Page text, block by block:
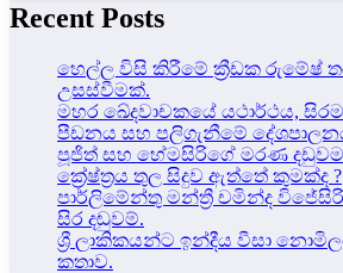
Recent Posts
හෙල්ල විසි කිරීමේ ක්‍රීඩක රුමේෂ්
උසස්වීමක්.
මහර ඛේදවාචකයේ යථාර්ථය,
පීඩනය සහ පලිගැනීමේ
පූජිත් සහ හේමසිරිගේ මරණ
ක්‍රේෂ්ත්‍රය තුල සිදුව ඇත්තේ කුමක්ද ?
පාර්ලිමේන්තු මන්ත්‍රී චමින්ද
සිර දඬුවම්.
ශ්‍රී ලාකිකයන්ට ඉන්දීය වීසා
කතාව.